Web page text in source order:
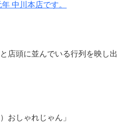
中川本店です。
店頭に並んでいる行列を映し出
おしゃれじゃん」